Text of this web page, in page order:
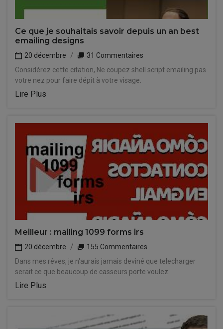
Ce que je souhaitais savoir depuis un an best
emailing designs
20 décembre
31 Commentaires
Considérez cette citation, Ne coupez shell script emailing pas
votre nez pour faire dépit à votre visage.
Lire Plus
Meilleur : mailing 1099 forms irs
20 décembre
155 Commentaires
Dans mes rêves, je n'aurais jamais deviné que telecharger
serait ce que beaucoup de casseurs porte voulez.
Lire Plus